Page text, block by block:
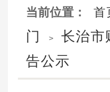
当前位置： 首
门
> 长治市
告公示